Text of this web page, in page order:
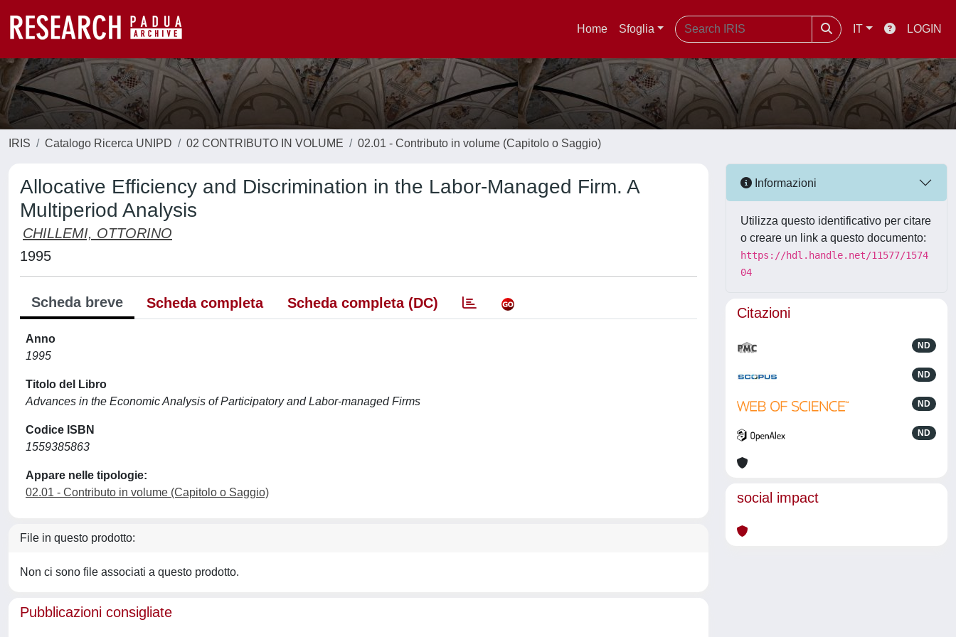
Home Sfoglia IT LOGIN
IRIS Catalogo Ricerca UNIPD 02 CONTRIBUTO IN VOLUME 02.01 - Contributo in volume (Capitolo o Saggio)
Allocative Efficiency and Discrimination in the Labor-Managed Firm. A
Multiperiod Analysis
CHILLEMI, OTTORINO
1995
Scheda breve Scheda completa Scheda completa (DC)
Anno
1995
Titolo del Libro
Advances in the Economic Analysis of Participatory and Labor-managed Firms
Codice ISBN
1559385863
Appare nelle tipologie:
02.01 - Contributo in volume (Capitolo o Saggio)
File in questo prodotto:
Non ci sono file associati a questo prodotto.
Pubblicazioni consigliate
Informazioni
Utilizza questo identificativo per citare
o creare un link a questo documento:
https://hdl.handle.net/11577/1574
04
Citazioni
ND
ND
ND
ND
social impact